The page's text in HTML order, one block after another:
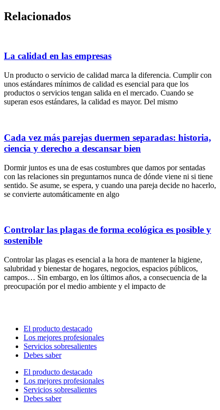
Relacionados
La calidad en las empresas
Un producto o servicio de calidad marca la diferencia. Cumplir con
unos estándares mínimos de calidad es esencial para que los
productos o servicios tengan salida en el mercado. Cuando se
superan esos estándares, la calidad es mayor. Del mismo
Cada vez más parejas duermen separadas: historia,
ciencia y derecho a descansar bien
Dormir juntos es una de esas costumbres que damos por sentadas
con las relaciones sin preguntarnos nunca de dónde viene ni si tiene
sentido. Se asume, se espera, y cuando una pareja decide no hacerlo,
se convierte automáticamente en algo
Controlar las plagas de forma ecológica es posible y
sostenible
Controlar las plagas es esencial a la hora de mantener la higiene,
salubridad y bienestar de hogares, negocios, espacios públicos,
campos… Sin embargo, en los últimos años, a consecuencia de la
preocupación por el medio ambiente y el impacto de
El producto destacado
Los mejores profesionales
Servicios sobresalientes
Debes saber
El producto destacado
Los mejores profesionales
Servicios sobresalientes
Debes saber